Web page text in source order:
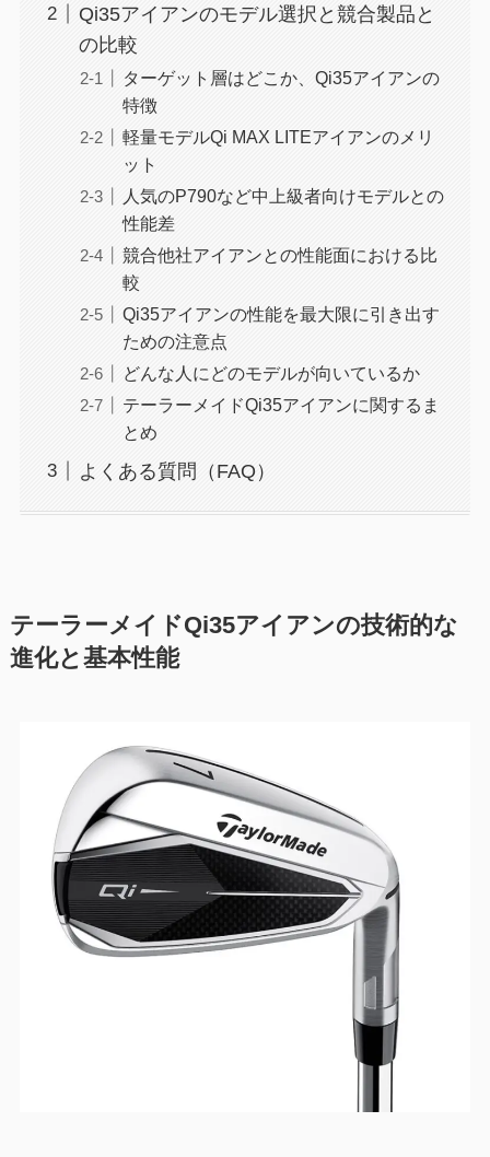
Qi35アイアンのモデル選択と競合製品と
の比較
ターゲット層はどこか、Qi35アイアンの
特徴
軽量モデルQi MAX LITEアイアンのメリ
ット
人気のP790など中上級者向けモデルとの
性能差
競合他社アイアンとの性能面における比
較
Qi35アイアンの性能を最大限に引き出す
ための注意点
どんな人にどのモデルが向いているか
テーラーメイドQi35アイアンに関するま
とめ
よくある質問（FAQ）
テーラーメイドQi35アイアンの技術的な
進化と基本性能